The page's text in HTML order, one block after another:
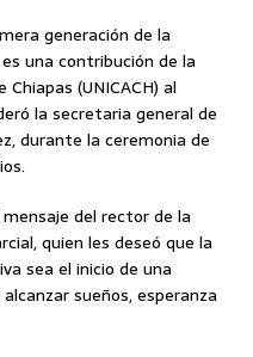
generación de la
una contribución de la
(UNICACH) al
la secretaria general de
durante la ceremonia de
del rector de la
quien les deseó que la
sea el inicio de una
sueños, esperanza